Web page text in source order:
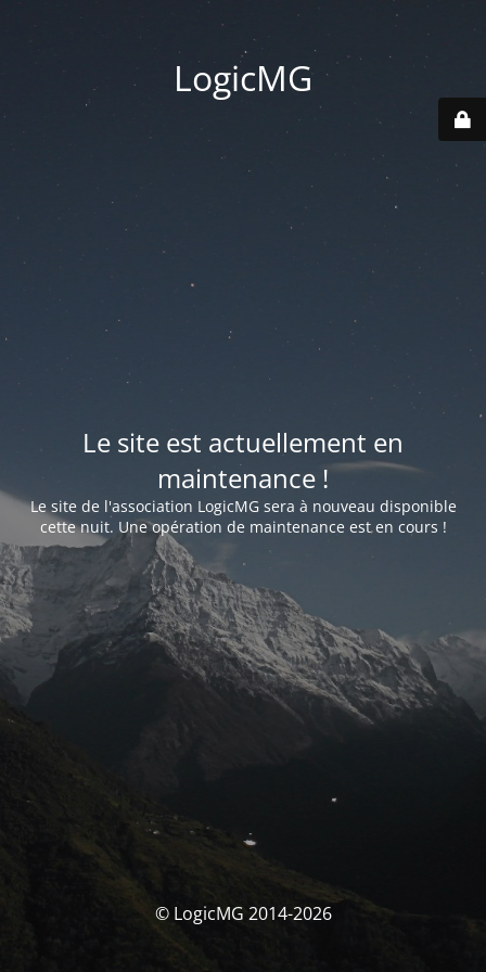
LogicMG
Le site est actuellement en
maintenance !
Le site de l'association LogicMG sera à nouveau disponible
cette nuit. Une opération de maintenance est en cours !
© LogicMG 2014-2026